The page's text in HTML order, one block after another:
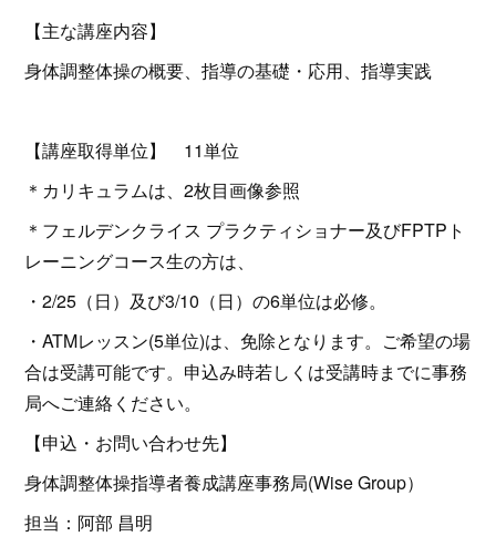
【主な講座内容】
身体調整体操の概要、指導の基礎・応用、指導実践
【講座取得単位】 11単位
＊カリキュラムは、2枚目画像参照
＊フェルデンクライス プラクティショナー及びFPTPト
レーニングコース生の方は、
・2/25（日）及び3/10（日）の6単位は必修。
・ATMレッスン(5単位)は、免除となります。ご希望の場
合は受講可能です。申込み時若しくは受講時までに事務
局へご連絡ください。
【申込・お問い合わせ先】
身体調整体操指導者養成講座事務局(Wise Group）
担当：阿部 昌明